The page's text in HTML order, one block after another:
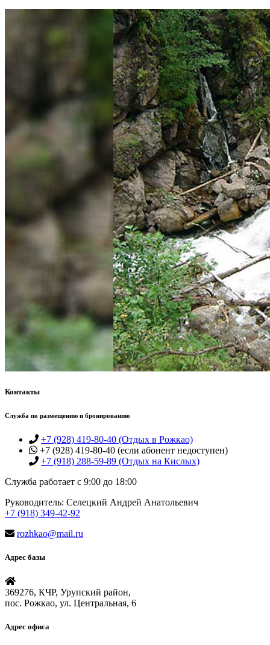
Контакты
Служба по размещению и бронированию
+7 (928) 419-80-40 (Отдых в Рожкао)
+7 (928) 419-80-40 (если абонент недоступен)
+7 (918) 288-59-89 (Отдых на Кислых)
Служба работает с 9:00 до 18:00
Руководитель: Селецкий Андрей Анатольевич
+7 (918) 349-42-92
rozhkao@mail.ru
Адрес базы
369276, КЧР, Урупский район,
пос. Рожкао, ул. Центральная, 6
Адрес офиса